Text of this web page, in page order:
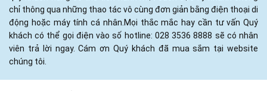
chỉ thông qua những thao tác vô cùng đơn giản bằng điện thoại di
động hoặc máy tính cá nhân.Mọi thắc mắc hay cần tư vấn Quý
khách có thể gọi điện vào số hotline: 028 3536 8888 sẽ có nhân
viên trả lời ngay. Cám ơn Quý khách đã mua sắm tại website
chúng tôi.